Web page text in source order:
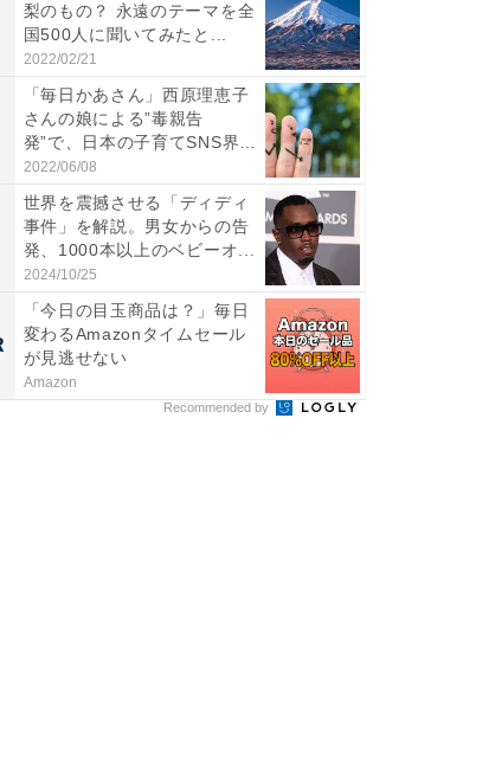
梨のもの？ 永遠のテーマを全
国500人に聞いてみたと...
2022/02/21
「毎日かあさん」西原理恵子
さんの娘による”毒親告
発”で、日本の子育てSNS界隈
が...
2022/06/08
世界を震撼させる「ディディ
事件」を解説。男女からの告
発、1000本以上のベビーオ...
2024/10/25
「今日の目玉商品は？」毎日
変わるAmazonタイムセール
が見逃せない
Amazon
Recommended by